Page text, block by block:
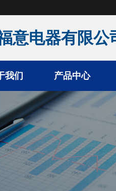
意电器有限公
我们 产品中心